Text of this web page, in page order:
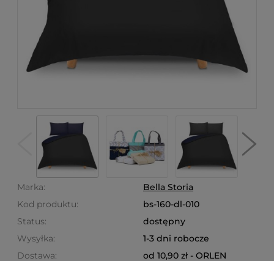
Marka:
Bella Storia
Kod produktu:
bs-160-dl-010
Status:
dostępny
Wysyłka:
1-3 dni robocze
Dostawa:
od 10,90 zł - ORLEN